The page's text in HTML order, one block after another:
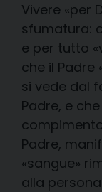
Vivere «per
sfumatura:
e per tutto
che il Padre
si vede dal
Padre, e
Padre,
«sangue»
alla